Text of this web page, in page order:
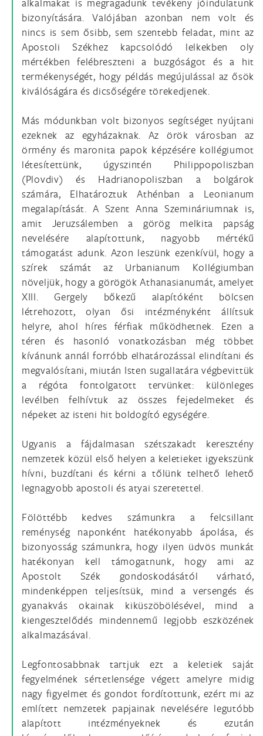
bizonyítására. Valójában azonban nem volt és
nincs is sem ősibb, sem szentebb feladat, mint az
Apostoli Székhez kapcsolódó lelkekben oly
mértékben felébreszteni a buzgóságot és a hit
termékenységét, hogy példás megújulással az ősök
kiválóságára és dicsőségére törekedjenek.
Más módunkban volt bizonyos segítséget nyújtani
ezeknek az egyházaknak. Az örök városban az
örmény és maronita papok képzésére kollégiumot
létesítettünk, úgyszintén Philippopoliszban
(Plovdiv) és Hadrianopoliszban a bolgárok
számára, Elhatároztuk Athénban a Leonianum
megalapítását. A Szent Anna Szemináriumnak is,
amit Jeruzsálemben a görög melkita papság
nevelésére alapítottunk, nagyobb mértékű
támogatást adunk. Azon leszünk ezenkívül, hogy a
szírek számát az Urbanianum Kollégiumban
növeljük, hogy a görögök Athanasianumát, amelyet
XIII. Gergely bőkezű alapítóként bölcsen
létrehozott, olyan ősi intézményként állítsuk
helyre, ahol híres férfiak működhetnek. Ezen a
téren és hasonló vonatkozásban még többet
kívánunk annál forróbb elhatározással elindítani és
megvalósítani, miután Isten sugallatára végbevittük
a régóta fontolgatott tervünket: különleges
levélben felhívtuk az összes fejedelmeket és
népeket az isteni hit boldogító egységére.
Ugyanis a fájdalmasan szétszakadt keresztény
nemzetek közül első helyen a keletieket igyekszünk
hívni, buzdítani és kérni a tőlünk telhető lehető
legnagyobb apostoli és atyai szeretettel.
Fölöttébb kedves számunkra a felcsillant
reménység naponként hatékonyabb ápolása, és
bizonyosság számunkra, hogy ilyen üdvös munkát
hatékonyan kell támogatnunk, hogy ami az
Apostolt Szék gondoskodásától várható,
mindenképpen teljesítsük, mind a versengés és
gyanakvás okainak kiküszöbölésével, mind a
kiengesztelődés mindennemű legjobb eszközének
alkalmazásával.
Legfontosabbnak tartjuk ezt a keletiek saját
fegyelmének sértetlensége végett amelyre midig
nagy figyelmet és gondot fordítottunk, ezért mi az
említett nemzetek papjainak nevelésére legutóbb
alapított intézményeknek és ezután